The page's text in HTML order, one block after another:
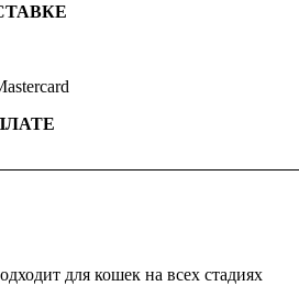
для кошек на всех стадиях